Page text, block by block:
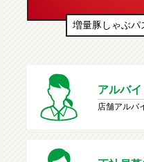
生ドーナツ（わ
アルバ
店舗アルバ